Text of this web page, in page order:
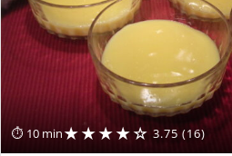
⏱ 10 min★★★★☆ 3.75 (16)